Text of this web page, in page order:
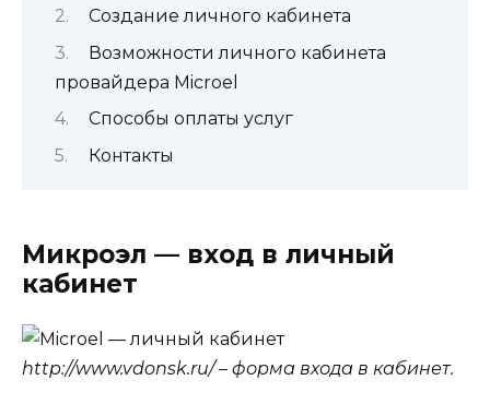
Создание личного кабинета
Возможности личного кабинета
провайдера Microel
Способы оплаты услуг
Контакты
Микроэл — вход в личный
кабинет
http://www.vdonsk.ru/ – форма входа в кабинет.